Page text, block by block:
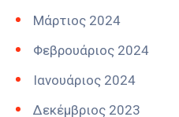
Μάρτιος 2024
Φεβρουάριος 2024
Ιανουάριος 2024
Δεκέμβριος 2023